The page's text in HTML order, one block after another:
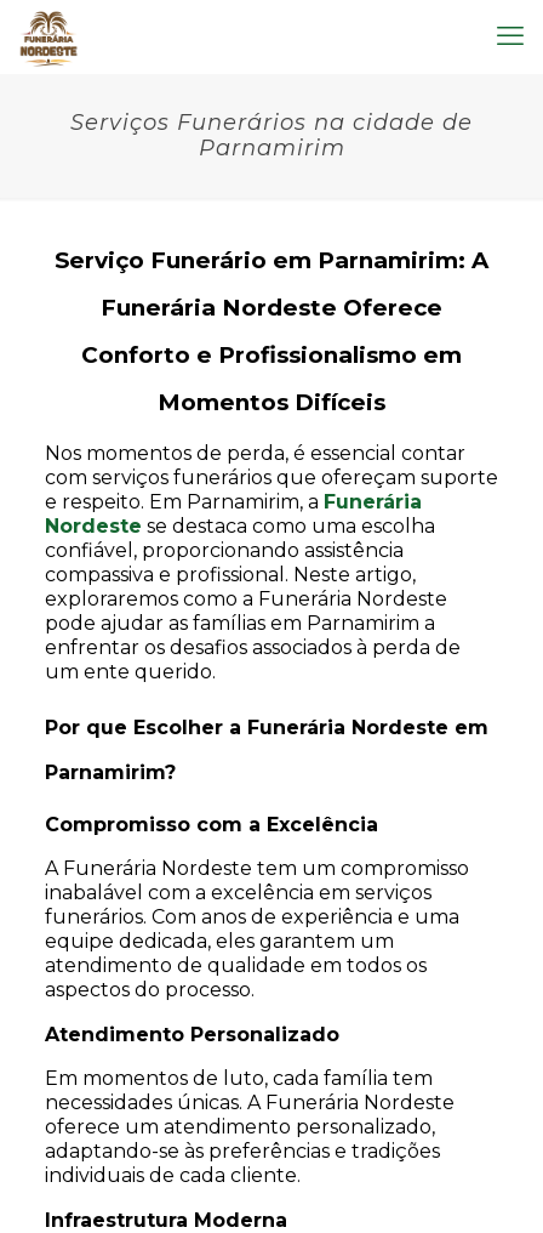
Serviços Funerários na cidade de
Parnamirim
Serviço Funerário em Parnamirim: A
Funerária Nordeste Oferece
Conforto e Profissionalismo em
Momentos Difíceis
Nos momentos de perda, é essencial contar
com serviços funerários que ofereçam suporte
e respeito. Em Parnamirim, a Funerária
Nordeste se destaca como uma escolha
confiável, proporcionando assistência
compassiva e profissional. Neste artigo,
exploraremos como a Funerária Nordeste
pode ajudar as famílias em Parnamirim a
enfrentar os desafios associados à perda de
um ente querido.
Por que Escolher a Funerária Nordeste em
Parnamirim?
Compromisso com a Excelência
A Funerária Nordeste tem um compromisso
inabalável com a excelência em serviços
funerários. Com anos de experiência e uma
equipe dedicada, eles garantem um
atendimento de qualidade em todos os
aspectos do processo.
Atendimento Personalizado
Em momentos de luto, cada família tem
necessidades únicas. A Funerária Nordeste
oferece um atendimento personalizado,
adaptando-se às preferências e tradições
individuais de cada cliente.
Infraestrutura Moderna